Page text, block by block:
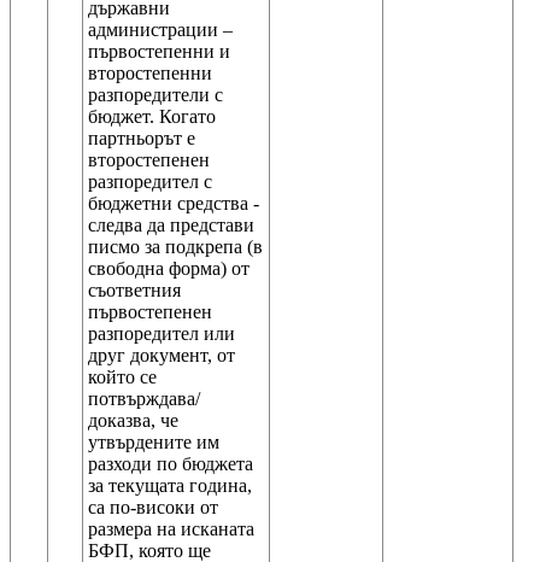
държавни
администрации –
първостепенни и
второстепенни
разпоредители с
бюджет. Когато
партньорът е
второстепенен
разпоредител с
бюджетни средства -
следва да представи
писмо за подкрепа (в
свободна форма) от
съответния
първостепенен
разпоредител или
друг документ, от
който се
потвърждава/
доказва, че
утвърдените им
разходи по бюджета
за текущата година,
са по-високи от
размера на исканата
БФП, която ще